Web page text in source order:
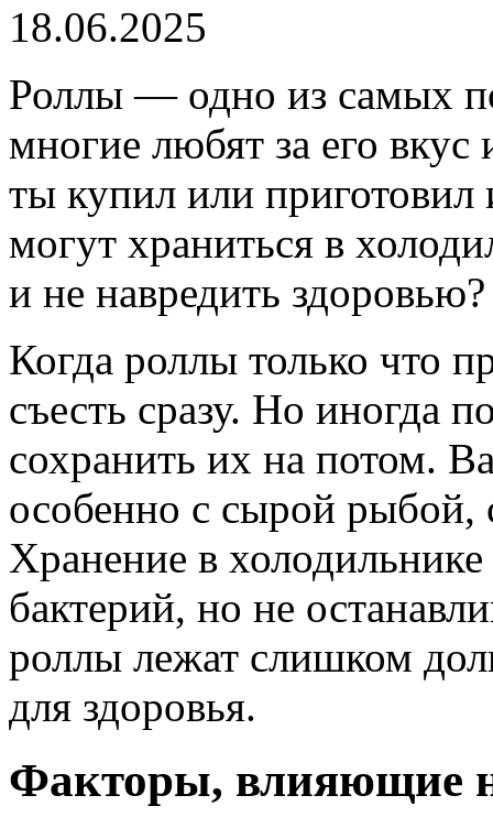
18.06.2025
Роллы — одно из самых
многие любят за его вкус
ты купил или приготовил
могут храниться в
и не навредить
Когда роллы только что
съесть сразу. Но иногда
сохранить их на потом.
особенно с сырой рыбой,
Хранение в
бактерий, но не
роллы лежат слишком
для здоровья.
Факторы, влияющие